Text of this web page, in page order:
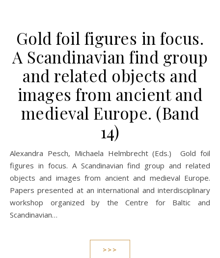
Gold foil figures in focus.
A Scandinavian find group
and related objects and
images from ancient and
medieval Europe. (Band
14)
Alexandra Pesch, Michaela Helmbrecht (Eds.) Gold foil
figures in focus. A Scandinavian find group and related
objects and images from ancient and medieval Europe.
Papers presented at an international and interdisciplinary
workshop organized by the Centre for Baltic and
Scandinavian…
>>>